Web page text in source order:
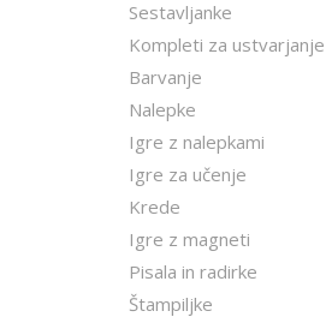
Sestavljanke
Kompleti za ustvarjanje
Barvanje
Nalepke
Igre z nalepkami
Igre za učenje
Krede
Igre z magneti
Pisala in radirke
Štampiljke